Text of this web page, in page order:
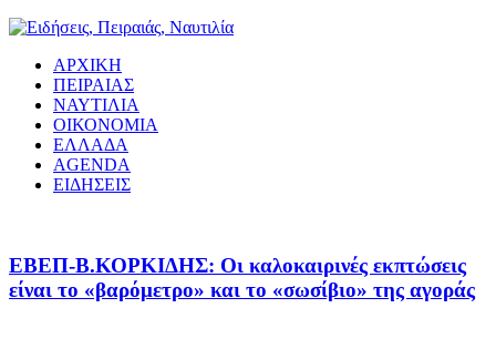
ΑΡΧΙΚΗ
ΠΕΙΡΑΙΑΣ
ΝΑΥΤΙΛΙΑ
ΟΙΚΟΝΟΜΙΑ
ΕΛΛΑΔΑ
AGENDA
ΕΙΔΗΣΕΙΣ
EΒΕΠ-Β.ΚΟΡΚΙΔΗΣ: Οι καλοκαιρινές εκπτώσεις
είναι το «βαρόμετρο» και το «σωσίβιο» της αγοράς